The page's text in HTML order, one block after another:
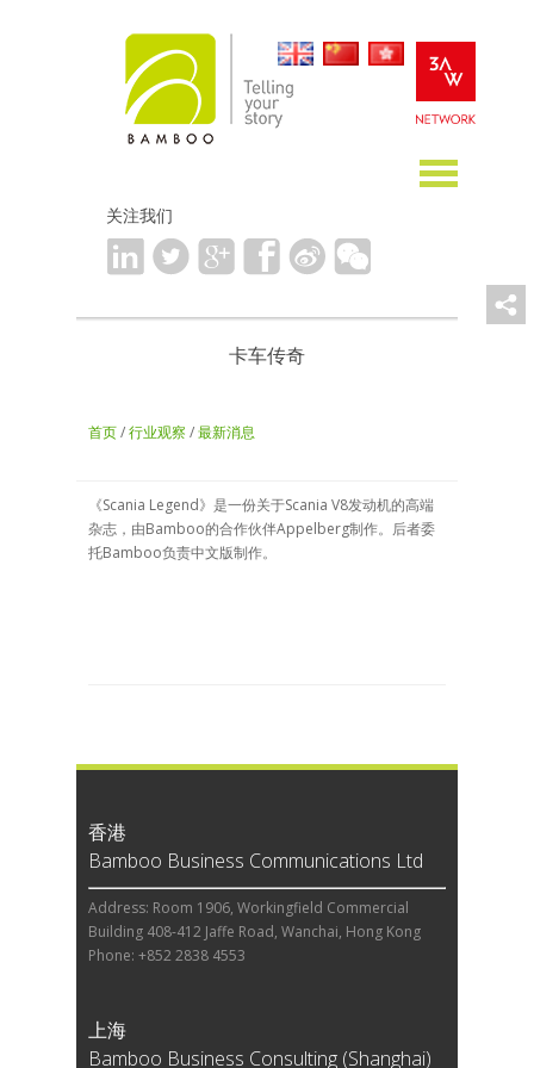
关注我们
卡车传奇
首页/行业观察 /最新消息
《Scania Legend》是一份关于Scania V8发动机的高端
杂志，由Bamboo的合作伙伴Appelberg制作。后者委
托Bamboo负责中文版制作。
香港
Bamboo Business Communications Ltd
Address: Room 1906, Workingfield Commercial
Building 408-412 Jaffe Road, Wanchai, Hong Kong
Phone: +852 2838 4553
上海
Bamboo Business Consulting (Shanghai)